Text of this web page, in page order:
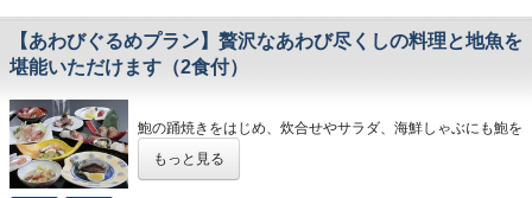
【あわびぐるめプラン】贅沢なあわび尽くしの料理と地魚を
堪能いただけます（2食付）
鮑の踊焼きをはじめ、炊合せやサラダ、海鮮しゃぶにも鮑を
◎ホームページ特典コーヒーサービス◎
もっと見る